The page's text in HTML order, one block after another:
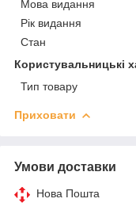
Мова видання
Рік видання
Стан
Користувальницькі
Тип товару
Приховати
Умови доставки
Нова Пошта